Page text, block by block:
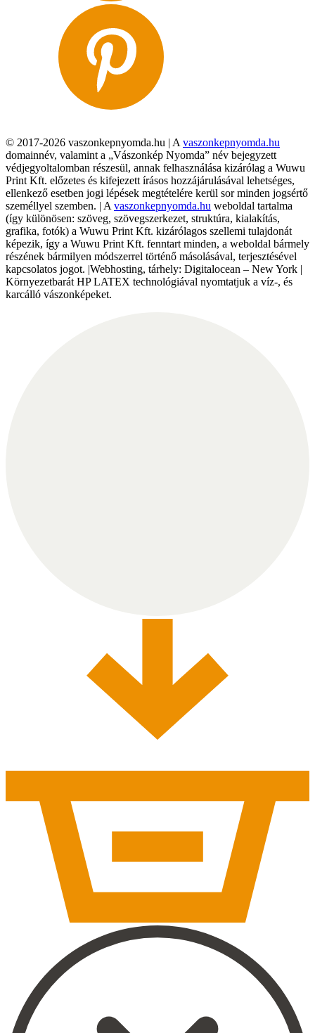
© 2017-2026 vaszonkepnyomda.hu | A vaszonkepnyomda.hu
domainnév, valamint a „Vászonkép Nyomda” név bejegyzett
védjegyoltalomban részesül, annak felhasználása kizárólag a Wuwu
Print Kft. előzetes és kifejezett írásos hozzájárulásával lehetséges,
ellenkező esetben jogi lépések megtételére kerül sor minden jogsértő
személlyel szemben. | A vaszonkepnyomda.hu weboldal tartalma
(így különösen: szöveg, szövegszerkezet, struktúra, kialakítás,
grafika, fotók) a Wuwu Print Kft. kizárólagos szellemi tulajdonát
képezik, így a Wuwu Print Kft. fenntart minden, a weboldal bármely
részének bármilyen módszerrel történő másolásával, terjesztésével
kapcsolatos jogot. |Webhosting, tárhely: Digitalocean – New York |
Környezetbarát HP LATEX technológiával nyomtatjuk a víz-, és
karcálló vászonképeket.